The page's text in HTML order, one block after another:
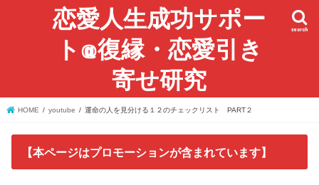
恋愛人生成功サポー
ト@復縁・恋愛引き
寄せ研究
search
HOME youtube 運命の人を見分ける１２のチェックリスト PART２
【本ページはプロモーションが含まれています】